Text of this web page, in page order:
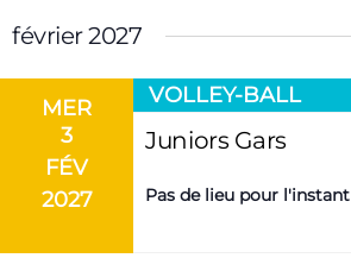
février 2027
MER
3
FÉV
2027
VOLLEY-BALL
Juniors Gars
Pas de lieu pour l'instant